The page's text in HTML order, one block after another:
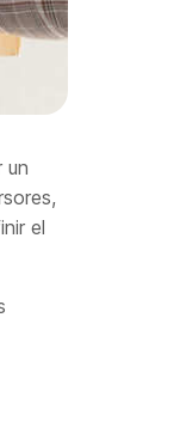
un
el